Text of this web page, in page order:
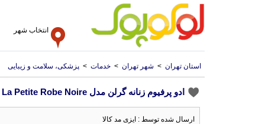
انتخاب شهر
استان تهران > شهر تهران > خدمات > پزشکی، سلامت و زیبایی
ادو پرفیوم زنانه گرلن مدل La Petite Robe Noire حجم 100 میل
ارسال شده توسط : ایزی مد کالا